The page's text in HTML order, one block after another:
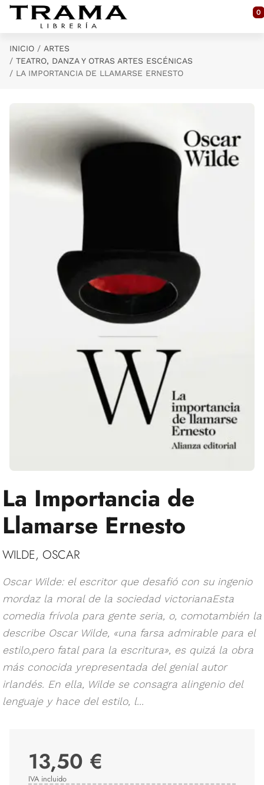
Saltar al contenido principal
0
INICIO
ARTES
TEATRO, DANZA Y OTRAS ARTES ESCÉNICAS
LA IMPORTANCIA DE LLAMARSE ERNESTO
La Importancia de
Llamarse Ernesto
WILDE, OSCAR
Oscar Wilde: el escritor que desafió con su ingenio
mordaz la moral de la sociedad victorianaEsta
comedia frívola para gente seria, o, comotambién la
describe Oscar Wilde, «una farsa admirable para el
estilo,pero fatal para la escritura», es quizá la obra
más conocida yrepresentada del genial autor
irlandés. En ella, Wilde se consagra alingenio del
lenguaje y hace del estilo, l...
13,50 €
IVA incluido